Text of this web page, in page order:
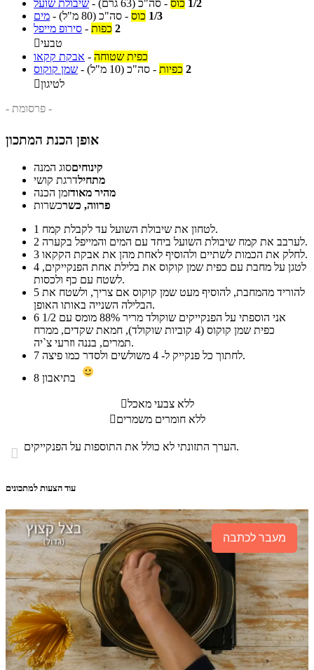
שיבולת שועל - 1/2 כוס - סה"כ (63 גרם)
מים - 1/3 כוס - סה"כ (80 מ"ל)
סירופ מייפל - 2 כפות
טבעי
אבקת קקאו - כפית שטוחה
שמן קוקוס - 2 כפיות - סה"כ (10 מ"ל)
לטיגון
- פרסומת -
אופן הכנת המתכון
קינוחיםסוג המנה
מתחילדרגת קושי
מהיר מאודזמן הכנה
פרווה, כשרכשרות
1
לטחון את שיבולת השועל עד לקבלת קמח.
2
לערבב את קמח שיבולת השועל ביחד עם המים והמייפל בקערה.
3
לחלק את הכמות לשתיים ולהוסיף לאחת מהן את אבקת הקקאו.
4
לשטח עם כף ולכסות.
5
הבלילה השנייה באותו האופן.
6
כפית שמן קוקוס (4 קוביות שוקולד), חמאת שקדים, ממרח
תמרים, בננה וזרעי צ`יה.
7
לחתוך כל פנקייק ל- 4 משולשים ולסדר כמו פיצה.
8
ללא צבעי מאכל
ללא חומרים משמרים
 הערך התזונתי לא כולל את התוספות על הפנקייקים.
עוד הצעות למתכונים
מעבר לכתבה